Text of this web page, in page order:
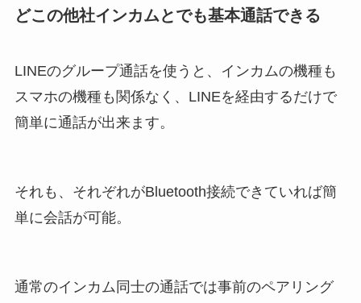
どこの他社インカムとでも基本通話できる
LINEのグループ通話を使うと、インカムの機種も
スマホの機種も関係なく、LINEを経由するだけで
簡単に通話が出来ます。
それも、それぞれがBluetooth接続できていれば簡
単に会話が可能。
通常のインカム同士の通話では事前のペアリング